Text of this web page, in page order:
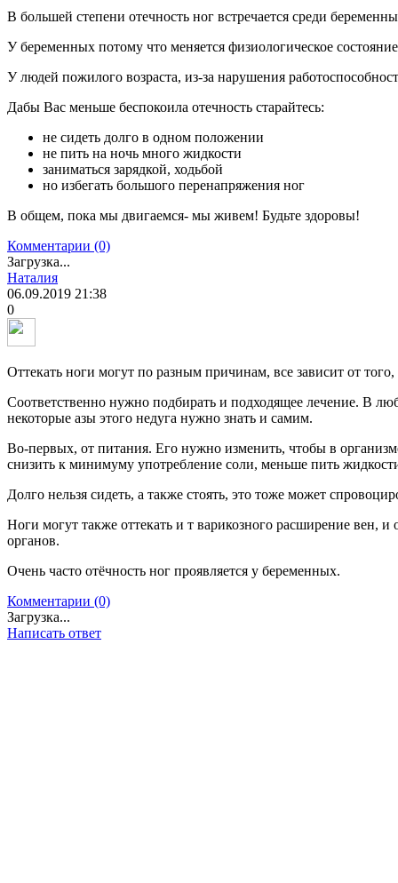
В большей степени отечность ног встречается среди
У беременных потому что меняется физиологическое
У людей пожилого возраста, из-за нарушения
Дабы Вас меньше беспокоила отечность старайтесь:
не сидеть долго в одном положении
не пить на ночь много жидкости
заниматься зарядкой, ходьбой
но избегать большого перенапряжения ног
В общем, пока мы двигаемся- мы живем! Будьте здоровы!
Комментарии (0)
Загрузка...
Наталия
06.09.2019 21:38
0
Оттекать ноги могут по разным причинам, все зависит от
Соответственно нужно подбирать и подходящее лечение. В
некоторые азы этого недуга нужно знать и самим.
Во-первых, от питания. Его нужно изменить, чтобы в
снизить к минимуму употребление соли, меньше пить
Долго нельзя сидеть, а также стоять, это тоже может
Ноги могут также оттекать и т варикозного расширение вен,
органов.
Очень часто отёчность ног проявляется у беременных.
Комментарии (0)
Загрузка...
Написать ответ